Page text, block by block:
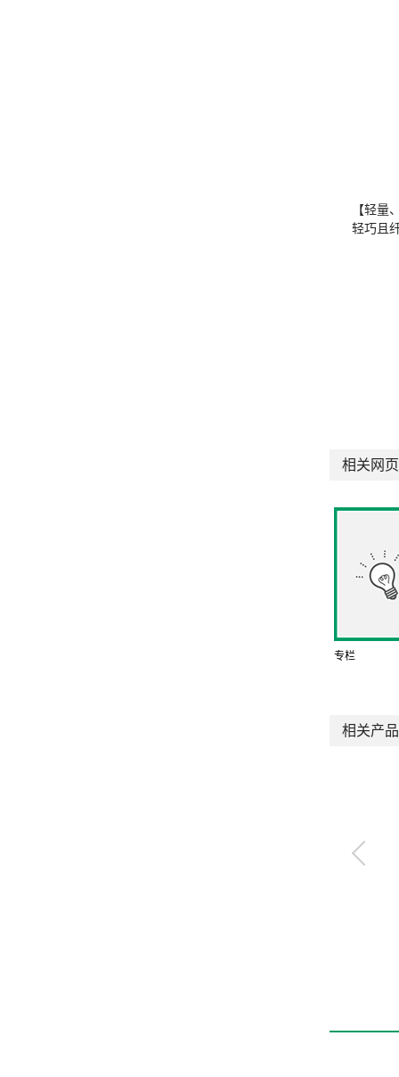
【轻量
轻巧且
相关网页
专栏
相关产品